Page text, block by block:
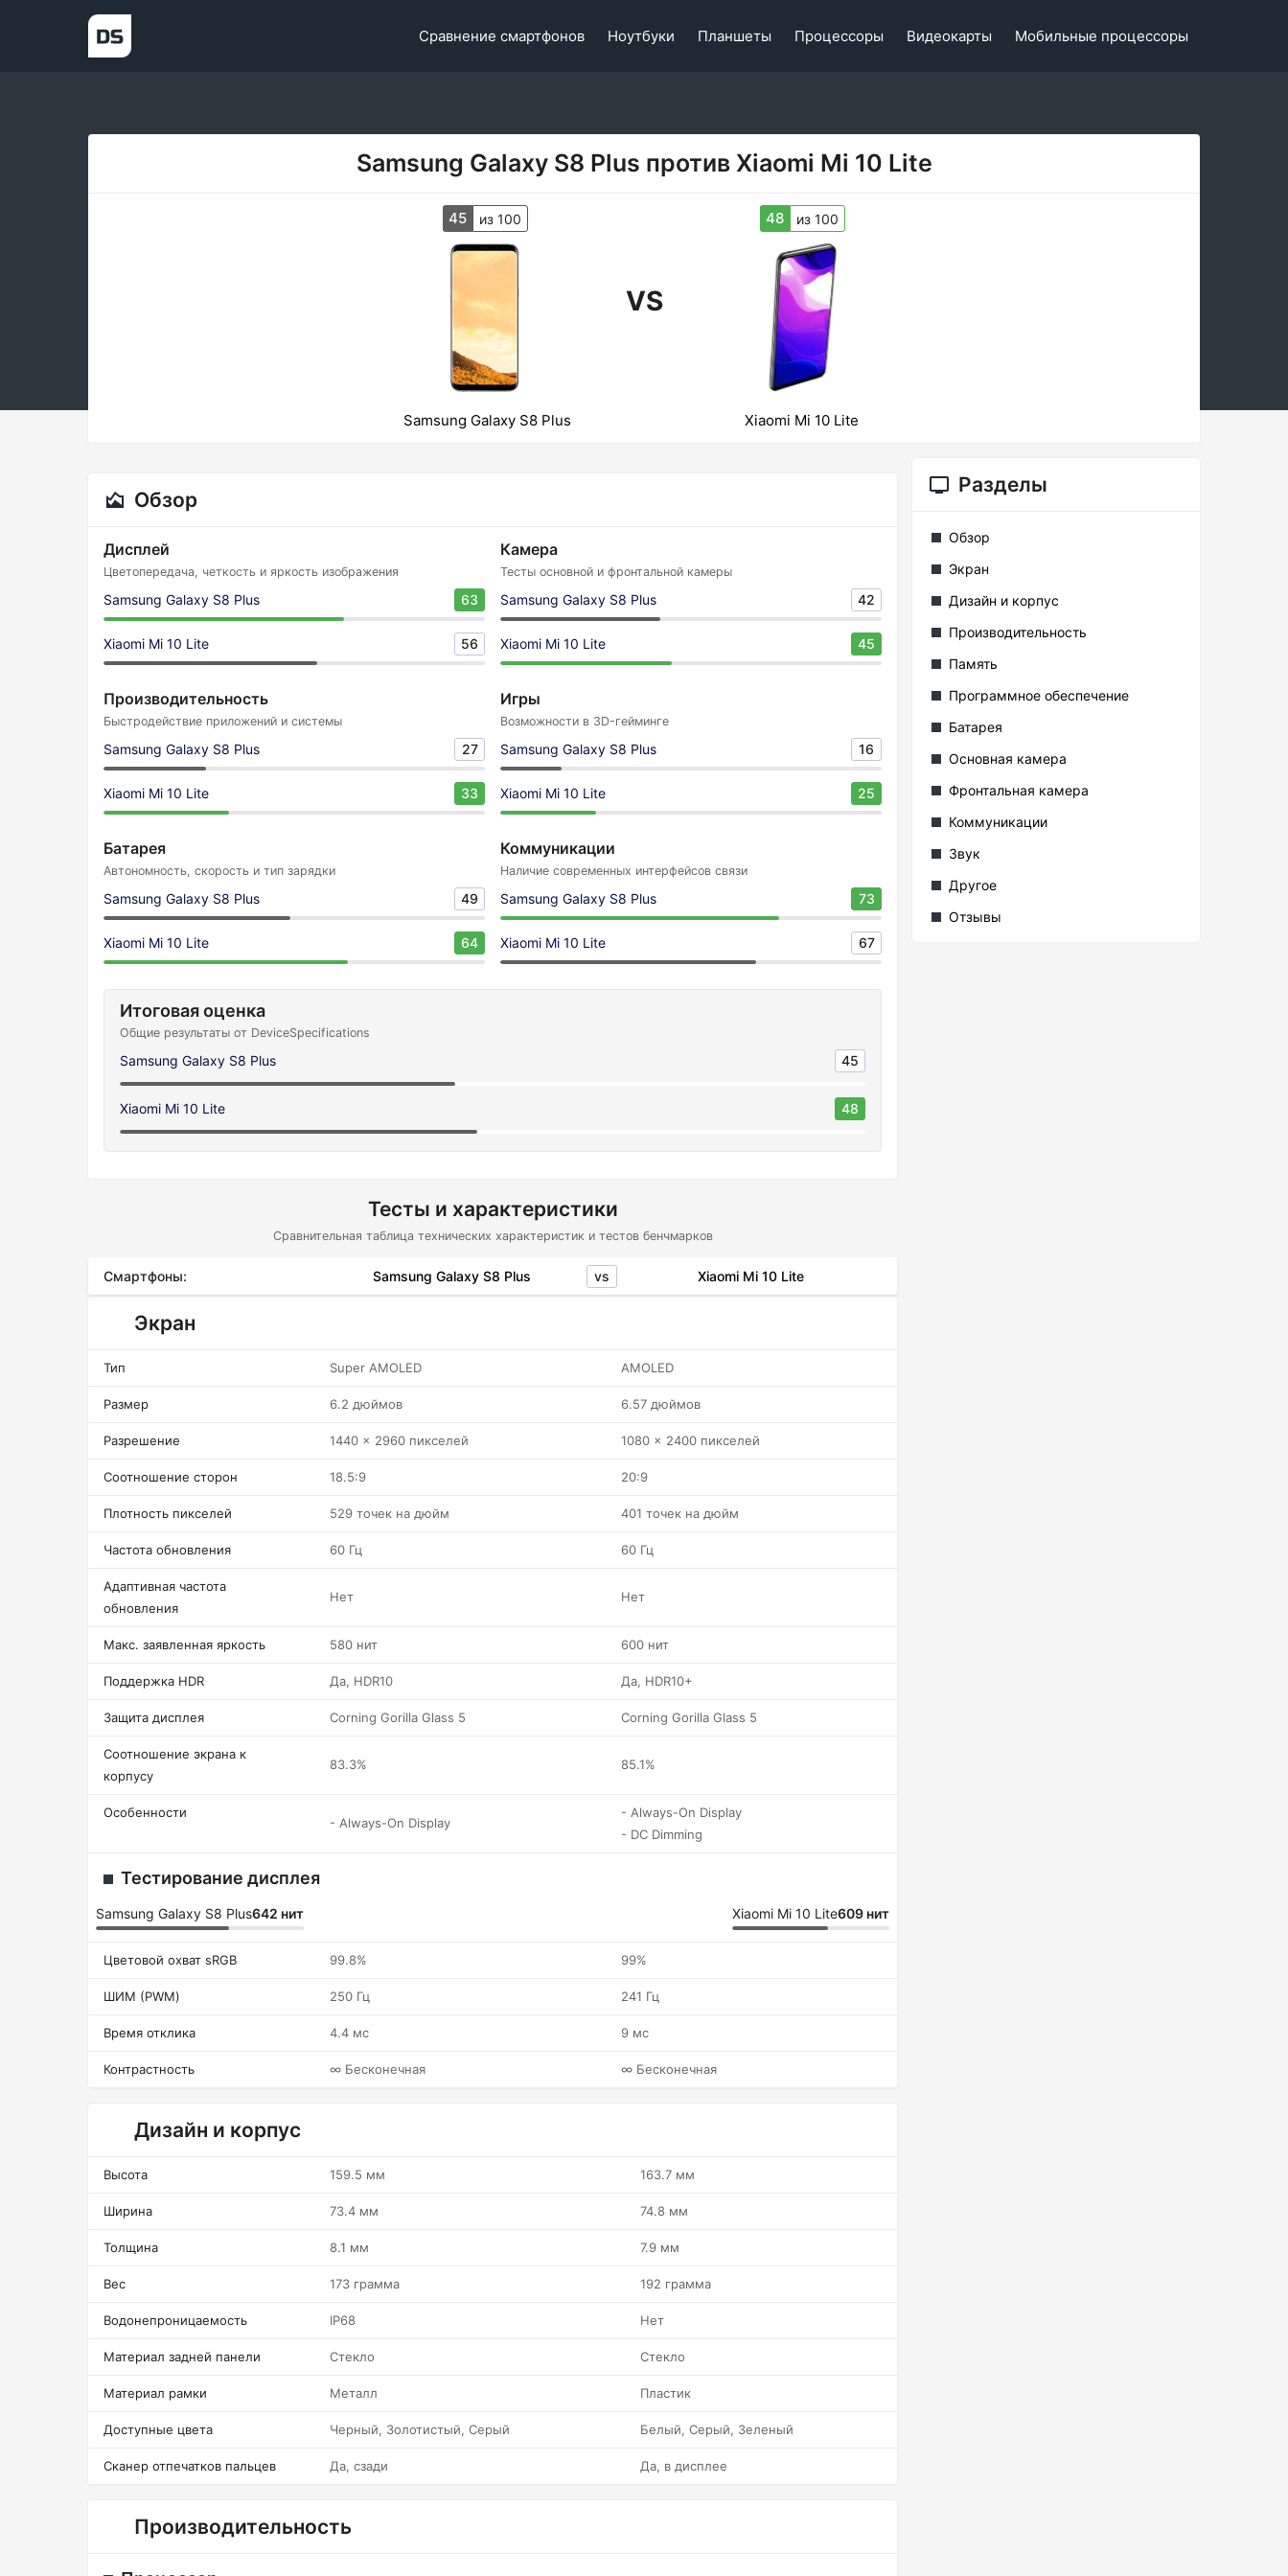
Сравнение смартфонов Ноутбуки Планшеты Процессоры Видеокарты Мобильные процессоры
Samsung Galaxy S8 Plus против Xiaomi Mi 10 Lite
45 из 100
VS
48 из 100
Samsung Galaxy S8 Plus Xiaomi Mi 10 Lite
Обзор
Дисплей
Цветопередача, четкость и яркость изображения
Samsung Galaxy S8 Plus 63
Xiaomi Mi 10 Lite 56
Камера
Тесты основной и фронтальной камеры
Samsung Galaxy S8 Plus 42
Xiaomi Mi 10 Lite 45
Производительность
Быстродействие приложений и системы
Samsung Galaxy S8 Plus 27
Xiaomi Mi 10 Lite 33
Игры
Возможности в 3D-гейминге
Samsung Galaxy S8 Plus 16
Xiaomi Mi 10 Lite 25
Батарея
Автономность, скорость и тип зарядки
Samsung Galaxy S8 Plus 49
Xiaomi Mi 10 Lite 64
Коммуникации
Наличие современных интерфейсов связи
Samsung Galaxy S8 Plus 73
Xiaomi Mi 10 Lite 67
Итоговая оценка
Общие результаты от DeviceSpecifications
Samsung Galaxy S8 Plus 45
Xiaomi Mi 10 Lite 48
Тесты и характеристики
Сравнительная таблица технических характеристик и тестов бенчмарков
Смартфоны: Samsung Galaxy S8 Plus vs Xiaomi Mi 10 Lite
Экран
Тип Super AMOLED AMOLED
Размер 6.2 дюймов 6.57 дюймов
Разрешение 1440 x 2960 пикселей 1080 x 2400 пикселей
Соотношение сторон 18.5:9 20:9
Плотность пикселей 529 точек на дюйм 401 точек на дюйм
Частота обновления 60 Гц 60 Гц
Адаптивная частота
обновления
Нет Нет
Макс. заявленная яркость 580 нит 600 нит
Поддержка HDR Да, HDR10 Да, HDR10+
Защита дисплея Corning Gorilla Glass 5 Corning Gorilla Glass 5
Соотношение экрана к
корпусу
83.3% 85.1%
Особенности
- Always-On Display
- Always-On Display
- DC Dimming
Тестирование дисплея
Samsung Galaxy S8 Plus642 нит Xiaomi Mi 10 Lite609 нит
Цветовой охват sRGB 99.8% 99%
ШИМ (PWM) 250 Гц 241 Гц
Время отклика 4.4 мс 9 мс
Контрастность ∞ Бесконечная ∞ Бесконечная
Дизайн и корпус
Высота 159.5 мм 163.7 мм
Ширина 73.4 мм 74.8 мм
Толщина 8.1 мм 7.9 мм
Вес 173 грамма 192 грамма
Водонепроницаемость IP68 Нет
Материал задней панели Стекло Стекло
Материал рамки Металл Пластик
Доступные цвета Черный, Золотистый, Серый Белый, Серый, Зеленый
Сканер отпечатков пальцев Да, сзади Да, в дисплее
Производительность
Разделы
Обзор
Экран
Дизайн и корпус
Производительность
Память
Программное обеспечение
Батарея
Основная камера
Фронтальная камера
Коммуникации
Звук
Другое
Отзывы